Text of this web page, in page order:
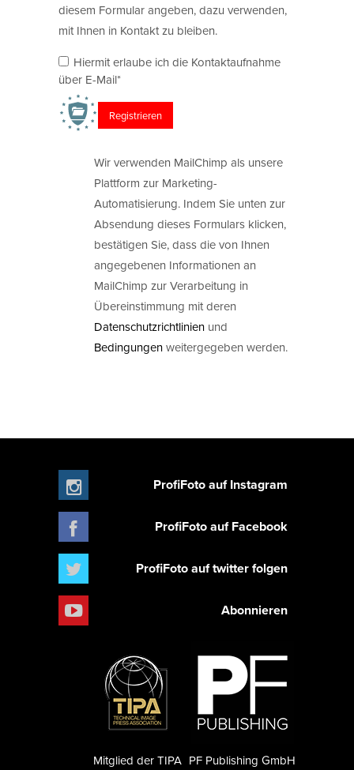
diesem Formular angeben, dazu verwenden,
mit Ihnen in Kontakt zu bleiben.
Hiermit erlaube ich die Kontaktaufnahme
über E-Mail*
Wir verwenden MailChimp als unsere
Plattform zur Marketing-
Automatisierung. Indem Sie unten zur
Absendung dieses Formulars klicken,
bestätigen Sie, dass die von Ihnen
angegebenen Informationen an
MailChimp zur Verarbeitung in
Übereinstimmung mit deren
Datenschutzrichtlinien und
Bedingungenweitergegeben werden.
ProfiFoto auf Instagram
ProfiFoto auf Facebook
ProfiFoto auf twitter folgen
Abonnieren
PF Publishing GmbH
Mitglied der TIPA